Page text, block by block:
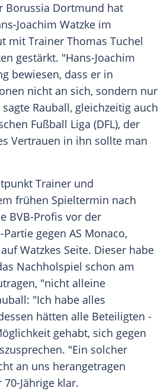
Borussia Dortmund hat
Joachim Watzke im
mit Trainer Thomas Tuchel
gestärkt. "Hans-Joachim
bewiesen, dass er in
nicht an sich, sondern nur
Rauball, gleichzeitig auch
Fußball Liga (DFL), der
Vertrauen in ihn sollte man
Trainer und
frühen Spieltermin nach
BVB-Profis vor der
Partie gegen AS Monaco,
aufWatzkes Seite. Dieser habe
Nachholspiel schon am
"nicht alleine
: "Ich habe alles
hätten alle Beteiligten -
gehabt, sich gegen
"Ein solcher
an uns herangetragen
Jährige klar.